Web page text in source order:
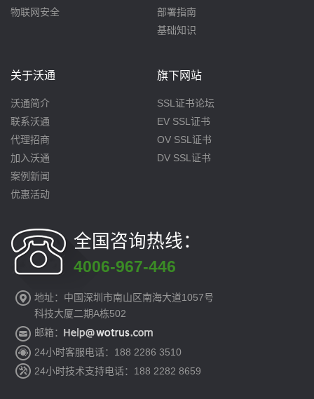
物联网安全
部署指南
基础知识
关于沃通
沃通简介
联系沃通
代理招商
加入沃通
案例新闻
优惠活动
旗下网站
SSL证书论坛
EV SSL证书
OV SSL证书
DV SSL证书
全国咨询热线：
4006-967-446
地址：中国深圳市南山区南海大道1057号
科技大厦二期A栋502
邮箱：
24小时客服电话：188 2286 3510
24小时技术支持电话：188 2282 8659